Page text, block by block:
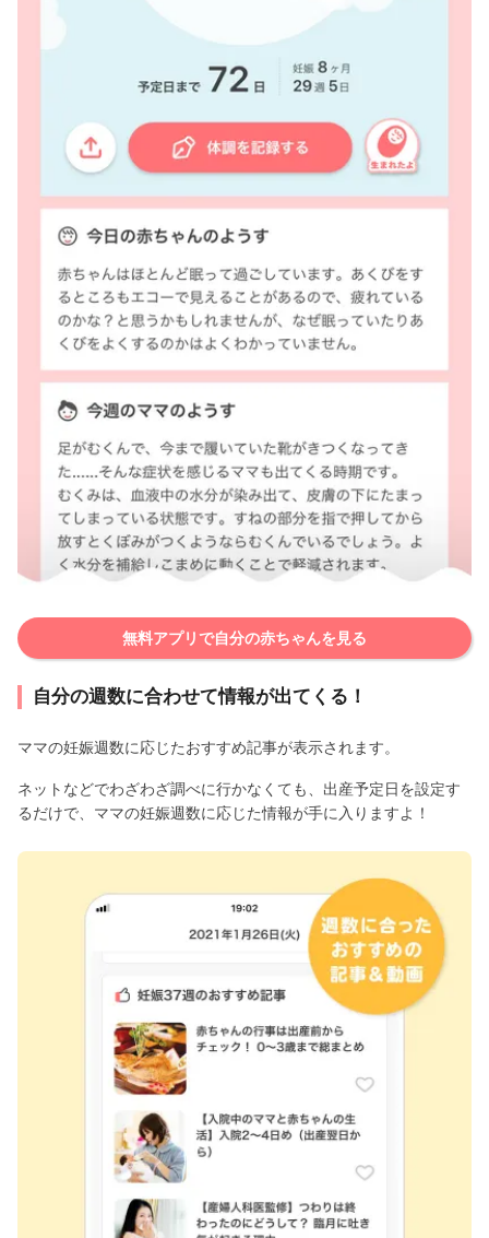
無料アプリで自分の赤ちゃんを見る
自分の週数に合わせて情報が出てくる！
ママの妊娠週数に応じたおすすめ記事が表示されます。
ネットなどでわざわざ調べに行かなくても、出産予定日を設定す
るだけで、ママの妊娠週数に応じた情報が手に入りますよ！